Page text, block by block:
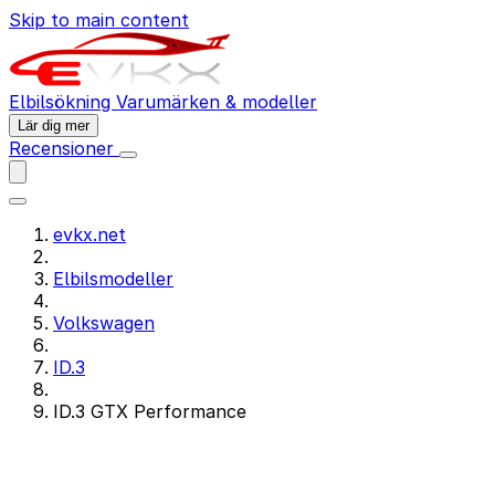
Skip to main content
Elbilsökning Varumärken & modeller
Lär dig mer
Recensioner
evkx.net
Elbilsmodeller
Volkswagen
ID.3
ID.3 GTX Performance